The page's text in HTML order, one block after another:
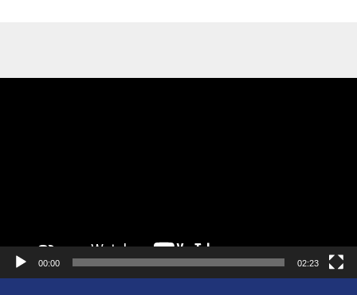
00:00 02:23